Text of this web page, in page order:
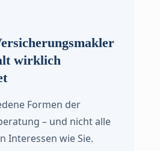
wirklich
Formen der
– und nicht alle
Interessen wie Sie.